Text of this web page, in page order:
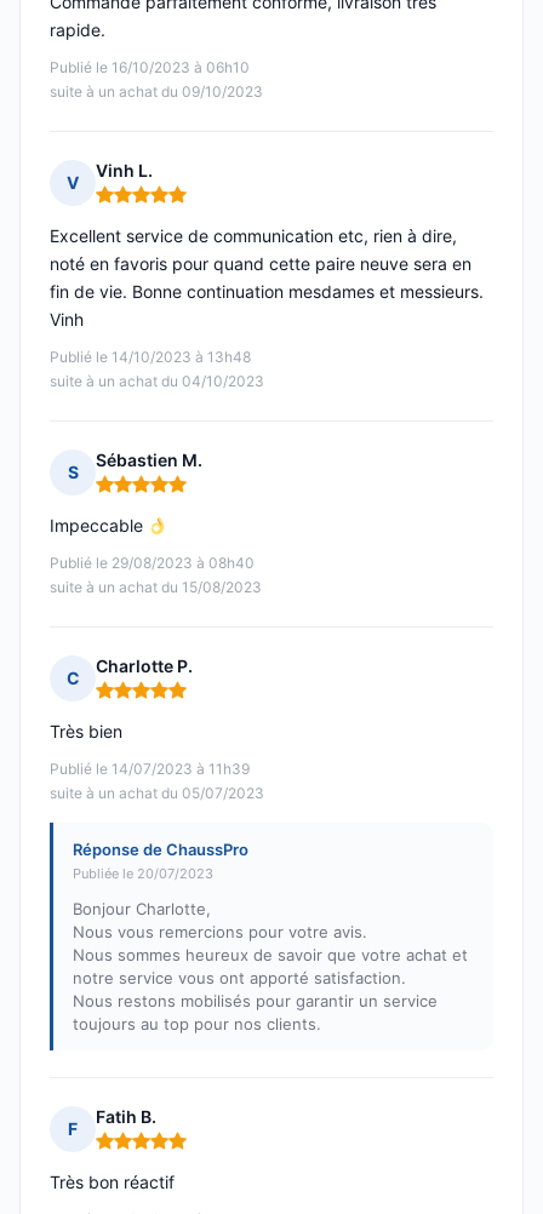
Publié le 16/10/2023 à 06h10
suite à un achat du 09/10/2023
rapide.
V
Vinh L.
Note : 5 sur 5
Publié le 14/10/2023 à 13h48
suite à un achat du 04/10/2023
Excellent service de communication etc, rien à dire,
noté en favoris pour quand cette paire neuve sera en
fin de vie. Bonne continuation mesdames et messieurs.
Vinh
S
Sébastien M.
Note : 5 sur 5
Publié le 29/08/2023 à 08h40
suite à un achat du 15/08/2023
Impeccable
C
Charlotte P.
Note : 5 sur 5
Publié le 14/07/2023 à 11h39
suite à un achat du 05/07/2023
Très bien
Réponse de ChaussPro
Publiée le 20/07/2023
Bonjour Charlotte,
Nous vous remercions pour votre avis.
Nous sommes heureux de savoir que votre achat et
notre service vous ont apporté satisfaction.
Nous restons mobilisés pour garantir un service
toujours au top pour nos clients.
F
Fatih B.
Note : 5 sur 5
Très bon réactif